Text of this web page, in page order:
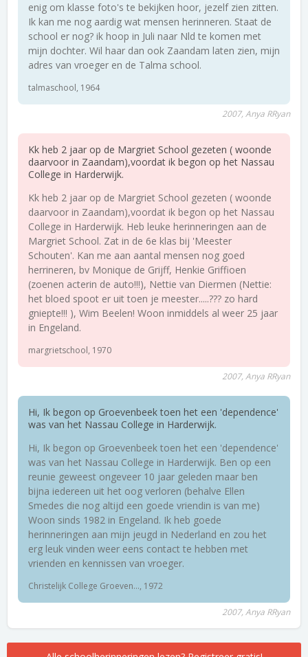
enig om klasse foto's te bekijken hoor, jezelf zien zitten.
Ik kan me nog aardig wat mensen herinneren. Staat de
school er nog? ik hoop in Juli naar Nld te komen met
mijn dochter. Wil haar dan ook Zaandam laten zien, mijn
adres van vroeger en de Talma school.
talmaschool, 1964
2007, Anya RRyan
Kk heb 2 jaar op de Margriet School gezeten ( woonde
daarvoor in Zaandam),voordat ik begon op het Nassau
College in Harderwijk.
Kk heb 2 jaar op de Margriet School gezeten ( woonde
daarvoor in Zaandam),voordat ik begon op het Nassau
College in Harderwijk. Heb leuke herinneringen aan de
Margriet School. Zat in de 6e klas bij 'Meester
Schouten'. Kan me aan aantal mensen nog goed
herrineren, bv Monique de Grijff, Henkie Griffioen
(zoenen acterin de auto!!!), Nettie van Diermen (Nettie:
het bloed spoot er uit toen je meester.....??? zo hard
gniepte!!! ), Wim Beelen! Woon inmiddels al weer 25 jaar
in Engeland.
margrietschool, 1970
2007, Anya RRyan
Hi, Ik begon op Groevenbeek toen het een 'dependence'
was van het Nassau College in Harderwijk.
Hi, Ik begon op Groevenbeek toen het een 'dependence'
was van het Nassau College in Harderwijk. Ben op een
reunie geweest ongeveer 10 jaar geleden maar ben
bijna iedereen uit het oog verloren (behalve Ellen
Smedes die nog altijd een goede vriendin is van me)
Woon sinds 1982 in Engeland. Ik heb goede
herinneringen aan mijn jeugd in Nederland en zou het
erg leuk vinden weer eens contact te hebben met
vrienden en kennissen van vroeger.
Christelijk College Groeven..., 1972
2007, Anya RRyan